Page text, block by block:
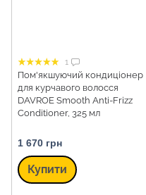
1
Пом'якшуючий кондиціонер
для курчавого волосся
DAVROE Smooth Anti-Frizz
Conditioner, 325 мл
1 670 грн
Купити